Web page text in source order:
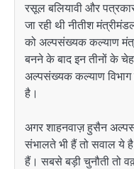
रसूल बलियावी और
जा रही थी नीतीश
को अल्पसंख्यक कल्याण
बनने के बाद इन तीनों के
अल्पसंख्यक कल्याण विभाग
है।
अगर शाहनवाज़ हुसैन
संभालते भी हैं तो सवाल ये
हैं। सबसे बड़ी चुनौती तो